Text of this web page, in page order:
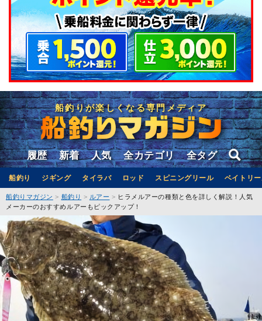
船釣りが楽しくなる専門メディア
履歴 新着 人気 全カテゴリ 全タグ
船釣り ジギング タイラバ ロッド スピニングリール ベイトリ
船釣りマガジン 船釣り ルアー
ヒラメルアーの種類と色を詳しく解説！人気
メーカーのおすすめルアーもピックアップ！